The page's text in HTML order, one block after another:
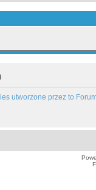
utworzone przez to